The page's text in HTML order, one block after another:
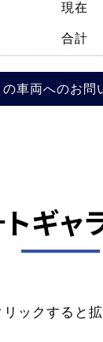
の車両へのお問
トギャ
ックすると